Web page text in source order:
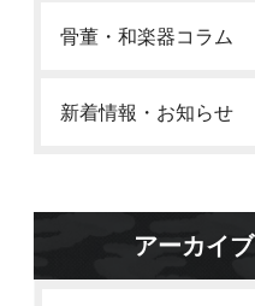
骨董・和楽器コラム
新着情報・お知らせ
アーカイブ